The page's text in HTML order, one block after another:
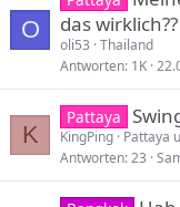
O
das wirklich??
oli53 Thailand
Antworten 1K
K
Pattaya
KingPing Pattaya
Antworten 23